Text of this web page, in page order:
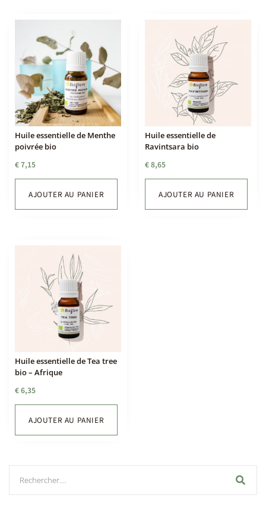
Huile essentielle de Menthe
poivrée bio
€7,15
AJOUTER AU PANIER
Huile essentielle de
Ravintsara bio
€8,65
AJOUTER AU PANIER
Huile essentielle de Tea tree
bio – Afrique
€6,35
AJOUTER AU PANIER